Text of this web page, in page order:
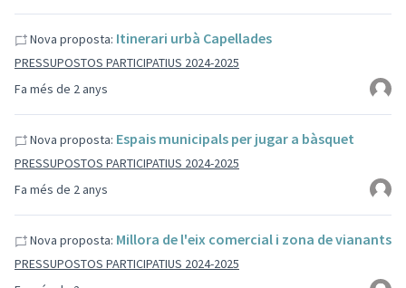
Fa més de 2 anys
Nova proposta: Itinerari urbà Capellades
PRESSUPOSTOS PARTICIPATIUS 2024-2025
Fa més de 2 anys
Nova proposta: Espais municipals per jugar a bàsquet
PRESSUPOSTOS PARTICIPATIUS 2024-2025
Nova proposta: Millora de l'eix comercial i zona de vianants
PRESSUPOSTOS PARTICIPATIUS 2024-2025